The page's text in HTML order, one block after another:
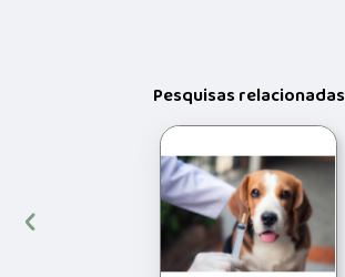
Pesquisas relacionadas
‹